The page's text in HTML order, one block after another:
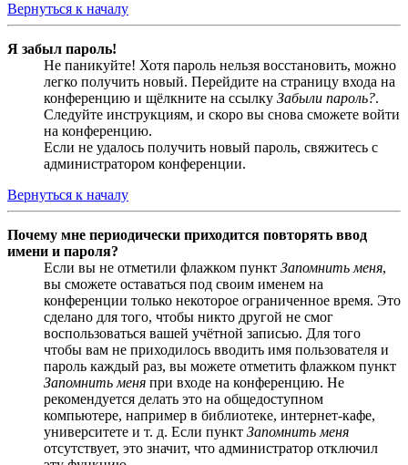
Вернуться к началу
Я забыл пароль!
Не паникуйте! Хотя пароль нельзя восстановить, можно
легко получить новый. Перейдите на страницу входа на
конференцию и щёлкните на ссылку Забыли пароль?.
Следуйте инструкциям, и скоро вы снова сможете войти
на конференцию.
Если не удалось получить новый пароль, свяжитесь с
администратором конференции.
Вернуться к началу
Почему мне периодически приходится повторять ввод
имени и пароля?
Если вы не отметили флажком пункт Запомнить меня,
вы сможете оставаться под своим именем на
конференции только некоторое ограниченное время. Это
сделано для того, чтобы никто другой не смог
воспользоваться вашей учётной записью. Для того
чтобы вам не приходилось вводить имя пользователя и
пароль каждый раз, вы можете отметить флажком пункт
Запомнить меня при входе на конференцию. Не
рекомендуется делать это на общедоступном
компьютере, например в библиотеке, интернет-кафе,
университете и т. д. Если пункт Запомнить меня
отсутствует, это значит, что администратор отключил